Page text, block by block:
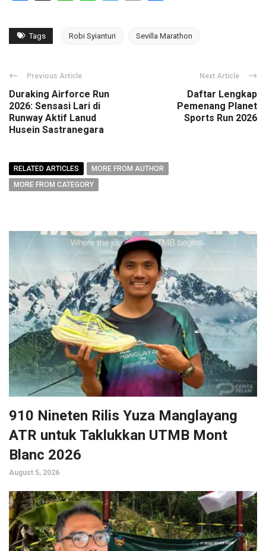
Tags Robi Syianturi Sevilla Marathon
Previous Article
Duraking Airforce Run
2026: Sensasi Lari di
Runway Aktif Lanud
Husein Sastranegara
Next Article
Daftar Lengkap
Pemenang Planet
Sports Run 2026
RELATED ARTICLES
MORE FROM AUTHOR
MORE FROM CATEGORY
910 Nineten Rilis Yuza Manglayang
ATR untuk Taklukkan UTMB Mont
Blanc 2026
August 5, 2026